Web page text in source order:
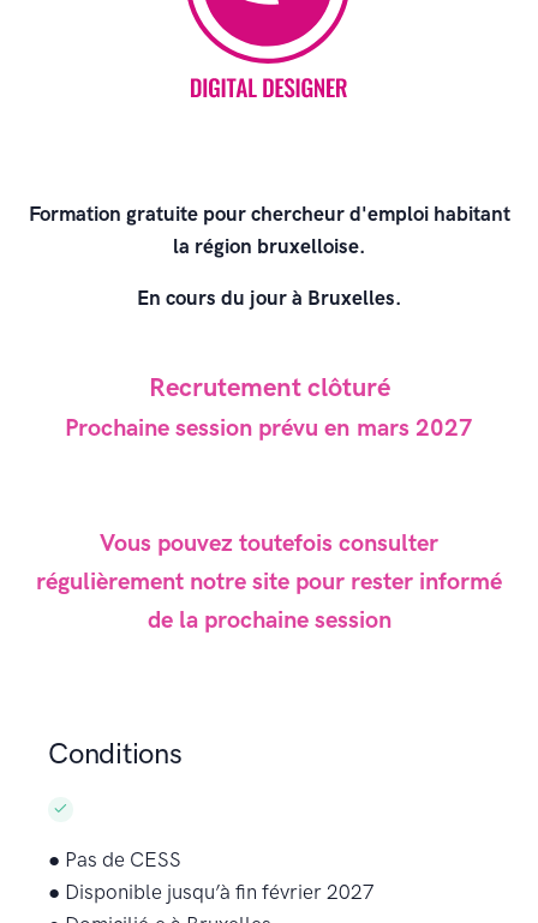
Formation gratuite pour chercheur d'emploi habitant
la région bruxelloise.
En cours du jour à Bruxelles.
Recrutement clôturé
Prochaine session prévu en mars 2027
Vous pouvez toutefois consulter
régulièrement notre site pour rester informé
de la prochaine session
Conditions
● Pas de CESS
● Disponible jusqu’à fin février 2027